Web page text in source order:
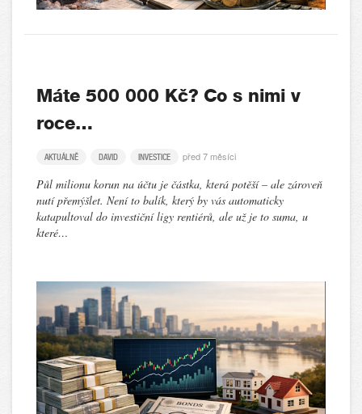
Máte 500 000 Kč? Co s nimi v
roce…
AKTUÁLNĚ DAVID INVESTICE před 7 měsíci
Půl milionu korun na účtu je částka, která potěší – ale zároveň
nutí přemýšlet. Není to balík, který by vás automaticky
katapultoval do investiční ligy rentiérů, ale už je to suma, u
které…